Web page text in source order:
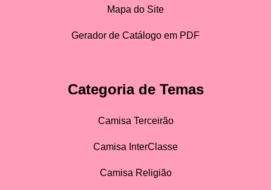
Mapa do Site
Gerador de Catálogo em PDF
Categoria de Temas
Camisa Terceirão
Camisa InterClasse
Camisa Religião